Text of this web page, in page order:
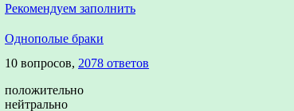
Рекомендуем заполнить
Однополые браки
10 вопросов, 2078 ответов
положительно
нейтрально